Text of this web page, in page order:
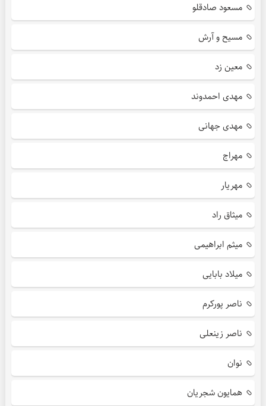
مسعود صادقلو
مسیح و آرش
معین زد
مهدی احمدوند
مهدی جهانی
مهراج
مهریار
میثاق راد
میثم ابراهیمی
میلاد بابایی
ناصر پورکرم
ناصر زینعلی
نوان
همایون شجریان